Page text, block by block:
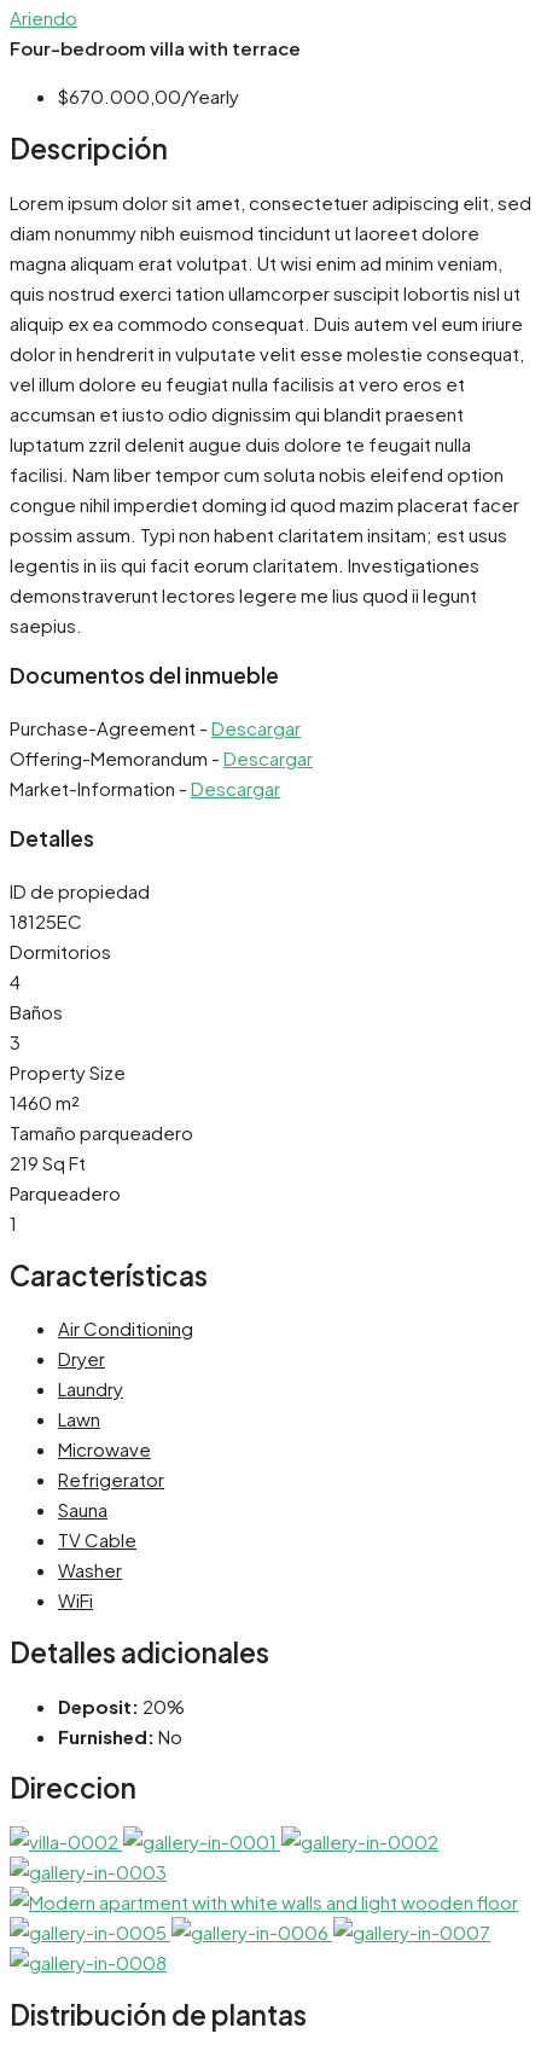
Ariendo
Four-bedroom villa with terrace
$670.000,00/Yearly
Descripción
Lorem ipsum dolor sit amet, consectetuer adipiscing elit, sed
diam nonummy nibh euismod tincidunt ut laoreet dolore
magna aliquam erat volutpat. Ut wisi enim ad minim veniam,
quis nostrud exerci tation ullamcorper suscipit lobortis nisl ut
aliquip ex ea commodo consequat. Duis autem vel eum iriure
dolor in hendrerit in vulputate velit esse molestie consequat,
vel illum dolore eu feugiat nulla facilisis at vero eros et
accumsan et iusto odio dignissim qui blandit praesent
luptatum zzril delenit augue duis dolore te feugait nulla
facilisi. Nam liber tempor cum soluta nobis eleifend option
congue nihil imperdiet doming id quod mazim placerat facer
possim assum. Typi non habent claritatem insitam; est usus
legentis in iis qui facit eorum claritatem. Investigationes
demonstraverunt lectores legere me lius quod ii legunt
saepius.
Documentos del inmueble
Purchase-Agreement - Descargar
Offering-Memorandum - Descargar
Market-Information - Descargar
Detalles
ID de propiedad
18125EC
Dormitorios
4
Baños
3
Property Size
1460 m²
Tamaño parqueadero
219 Sq Ft
Parqueadero
1
Características
Air Conditioning
Dryer
Laundry
Lawn
Microwave
Refrigerator
Sauna
TV Cable
Washer
WiFi
Detalles adicionales
Deposit: 20%
Furnished: No
Direccion
Distribución de plantas